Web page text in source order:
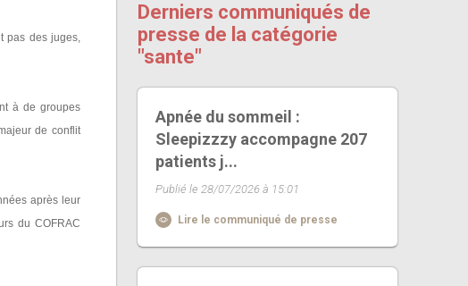
pas des juges,
à de groupes
de conflit
après leur
du COFRAC
Derniers communiqués de
presse de la catégorie
"sante"
Apnée du sommeil :
Sleepizzzy accompagne 207
patients j...
Publié le 28/07/2026 à 15:01
Lire le communiqué de presse